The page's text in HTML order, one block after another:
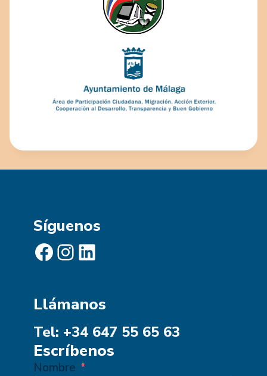
Síguenos
Facebook Instagram LinkedIn
Llámanos
Tel: +34 647 55 65 63
Escríbenos
Nombre